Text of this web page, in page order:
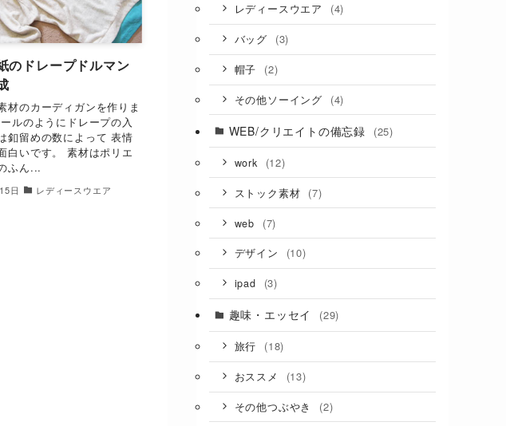
のドレープドルマン
材のカーディガンを作りま
ルのようにドレープの入
釦留めの数によって 表情
白いです。 素材はポリエ
ふん...
日 レディースウエア
レディースウエア (4)
バッグ (3)
帽子 (2)
その他ソーイング (4)
WEB/クリエイトの備忘録 (25)
work (12)
ストック素材 (7)
web (7)
デザイン (10)
ipad (3)
趣味・エッセイ (29)
旅行 (18)
おススメ (13)
その他つぶやき (2)